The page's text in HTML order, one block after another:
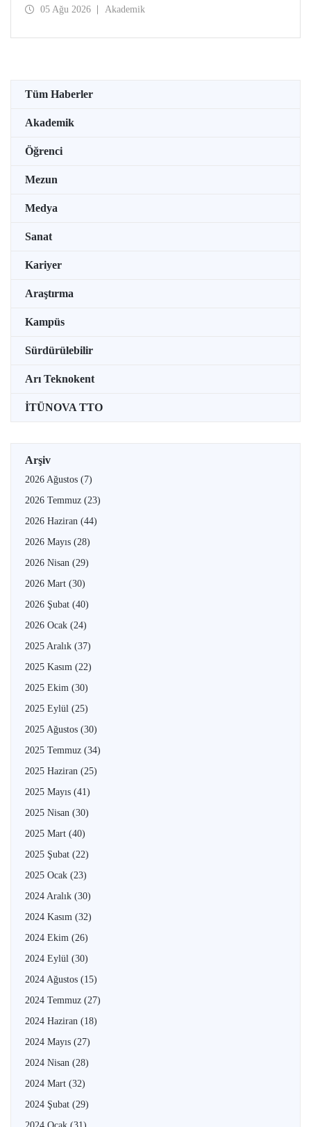
Koşullarına Bağlı Mikrolif Salımı: Aşınma, UV Maruziyeti
05 Ağu 2026 Akademik
Tüm Haberler
Akademik
Öğrenci
Mezun
Medya
Sanat
Kariyer
Araştırma
Kampüs
Sürdürülebilir
Arı Teknokent
İTÜNOVA TTO
Arşiv
2026 Ağustos (7)
2026 Temmuz (23)
2026 Haziran (44)
2026 Mayıs (28)
2026 Nisan (29)
2026 Mart (30)
2026 Şubat (40)
2026 Ocak (24)
2025 Aralık (37)
2025 Kasım (22)
2025 Ekim (30)
2025 Eylül (25)
2025 Ağustos (30)
2025 Temmuz (34)
2025 Haziran (25)
2025 Mayıs (41)
2025 Nisan (30)
2025 Mart (40)
2025 Şubat (22)
2025 Ocak (23)
2024 Aralık (30)
2024 Kasım (32)
2024 Ekim (26)
2024 Eylül (30)
2024 Ağustos (15)
2024 Temmuz (27)
2024 Haziran (18)
2024 Mayıs (27)
2024 Nisan (28)
2024 Mart (32)
2024 Şubat (29)